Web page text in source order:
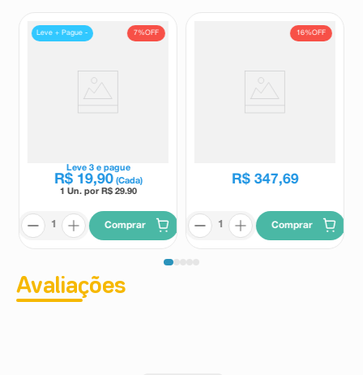
7%OFF
Leve + Pague -
Leve 3e pague
R$ 19,90 (Cada)
1 Un. por R$ 29.90
Comprar
16%OFF
R$ 347,69
Comprar
Avaliações